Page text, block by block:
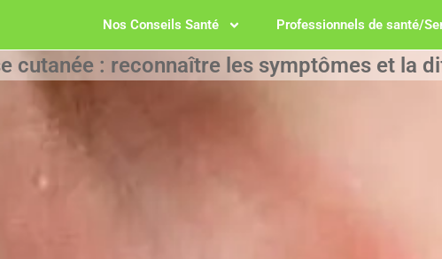
Nos Conseils Santé Professionnels de santé/
cutanée : reconnaître les symptômes et la